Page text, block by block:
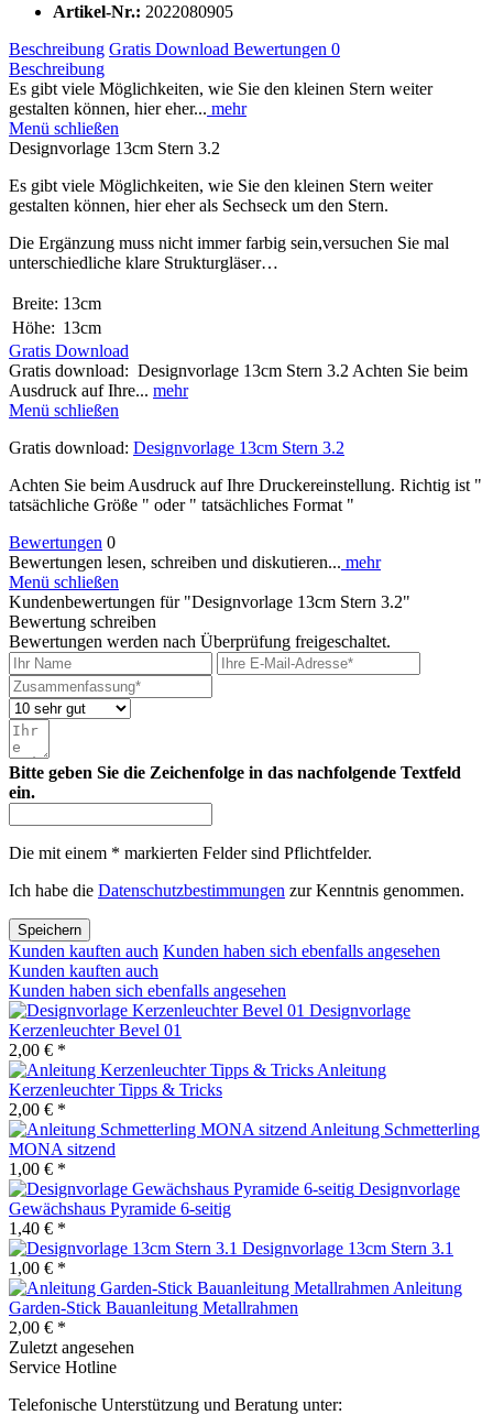
Artikel-Nr.: 2022080905
Beschreibung Gratis Download Bewertungen 0
Beschreibung
Es gibt viele Möglichkeiten, wie Sie den kleinen Stern weiter
gestalten können, hier eher... mehr
Menü schließen
Designvorlage 13cm Stern 3.2
Es gibt viele Möglichkeiten, wie Sie den kleinen Stern weiter
gestalten können, hiereher als Sechseck um den Stern.
Die Ergänzung muss nicht immer farbig sein,versuchen Sie mal
unterschiedliche klare Strukturgläser…
Breite: 13cm
Höhe: 13cm
Gratis Download
Gratis download: Designvorlage 13cm Stern 3.2 Achten Sie beim
Ausdruck auf Ihre... mehr
Menü schließen
Gratis download: Designvorlage 13cm Stern 3.2
Achten Sie beim Ausdruck auf Ihre Druckereinstellung. Richtig ist "
tatsächliche Größe " oder " tatsächliches Format "
Bewertungen 0
Bewertungen lesen, schreiben und diskutieren... mehr
Menü schließen
Kundenbewertungen für "Designvorlage 13cm Stern 3.2"
Bewertung schreiben
Bewertungen werden nach Überprüfung freigeschaltet.
Bitte geben Sie die Zeichenfolge in das nachfolgende Textfeld
ein.
Die mit einem * markierten Felder sind Pflichtfelder.
Ich habe die Datenschutzbestimmungen zur Kenntnis genommen.
Speichern
Kunden kauften auch Kunden haben sich ebenfalls angesehen
Kunden kauften auch
Kunden haben sich ebenfalls angesehen
Designvorlage
Kerzenleuchter Bevel 01
2,00 € *
Anleitung
Kerzenleuchter Tipps & Tricks
2,00 € *
Anleitung Schmetterling
MONA sitzend
1,00 € *
Designvorlage
Gewächshaus Pyramide 6-seitig
1,40 € *
Designvorlage 13cm Stern 3.1
1,00 € *
Anleitung
Garden-Stick Bauanleitung Metallrahmen
2,00 € *
Zuletzt angesehen
Service Hotline
Telefonische Unterstützung und Beratung unter: